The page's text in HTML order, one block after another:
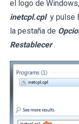
el logo de
inetcpl.cpl y pulse
la pestaña de
Restablecer .